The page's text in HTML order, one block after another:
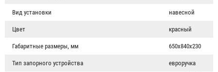
Вид установки навесной
Цвет красный
Габаритные размеры, мм 650х840х230
Тип запорного устройства евроручка